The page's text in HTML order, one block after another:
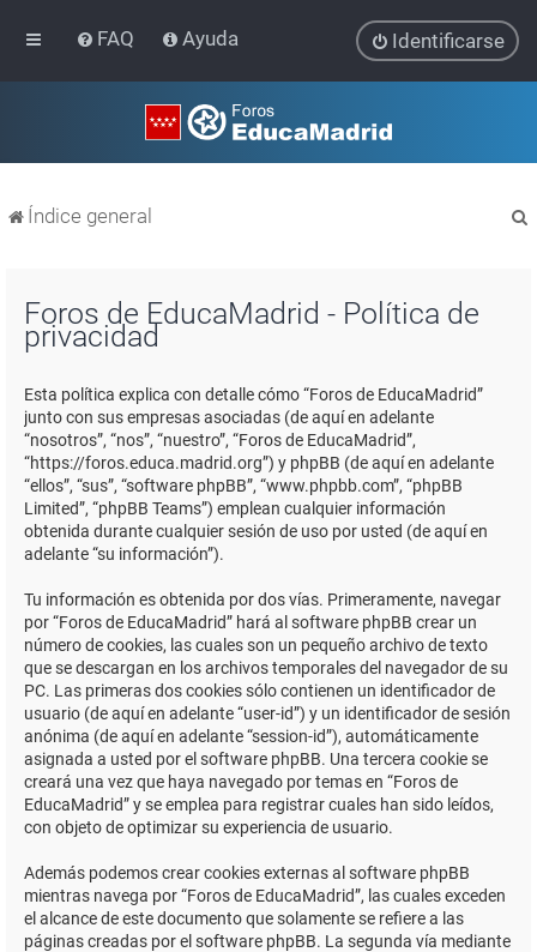
FAQ Ayuda Identificarse
Índice general
Foros de EducaMadrid - Política de
privacidad
Esta política explica con detalle cómo “Foros de EducaMadrid”
junto con sus empresas asociadas (de aquí en adelante
“nosotros”, “nos”, “nuestro”, “Foros de EducaMadrid”,
“https://foros.educa.madrid.org”) y phpBB (de aquí en adelante
“ellos”, “sus”, “software phpBB”, “www.phpbb.com”, “phpBB
Limited”, “phpBB Teams”) emplean cualquier información
obtenida durante cualquier sesión de uso por usted (de aquí en
adelante “su información”).
Tu información es obtenida por dos vías. Primeramente, navegar
por “Foros de EducaMadrid” hará al software phpBB crear un
número de cookies, las cuales son un pequeño archivo de texto
que se descargan en los archivos temporales del navegador de su
PC. Las primeras dos cookies sólo contienen un identificador de
usuario (de aquí en adelante “user-id”) y un identificador de sesión
anónima (de aquí en adelante “session-id”), automáticamente
asignada a usted por el software phpBB. Una tercera cookie se
creará una vez que haya navegado por temas en “Foros de
EducaMadrid” y se emplea para registrar cuales han sido leídos,
con objeto de optimizar su experiencia de usuario.
Además podemos crear cookies externas al software phpBB
mientras navega por “Foros de EducaMadrid”, las cuales exceden
el alcance de este documento que solamente se refiere a las
páginas creadas por el software phpBB. La segunda vía mediante